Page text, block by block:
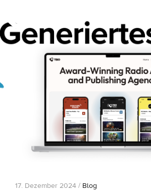
17. Dezember 2024 / Blog